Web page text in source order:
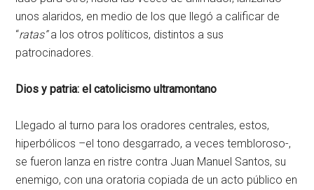
unos alaridos, en medio de los que llegó a calificar de
“ratas”a los otros políticos, distintos a sus
patrocinadores.
Dios y patria: el catolicismo ultramontano
Llegado al turno para los oradores centrales, estos,
hiperbólicos –el tono desgarrado, a veces tembloroso-,
se fueron lanza en ristre contra Juan Manuel Santos, su
enemigo, con una oratoria copiada de un acto público en